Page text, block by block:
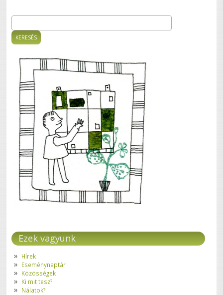
Keresés űrlap
Ezek vagyunk
Hírek
Eseménynaptár
Közösségek
Ki mit tesz?
Nálatok?